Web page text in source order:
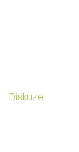
Diskuze